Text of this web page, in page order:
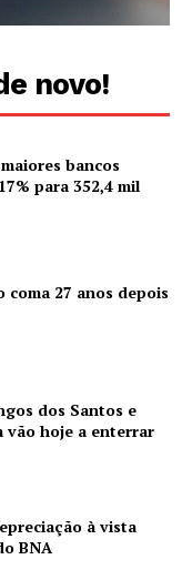
novo!
bancos
para 352,4 mil
coma 27 anos depois
dos Santos e
vão hoje a enterrar
à vista
BNA